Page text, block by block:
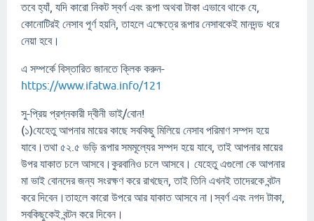
তবে হ্যাঁ, যদি কারো নিকট স্বর্ণ এবং রূপা অথবা টাকা এভাবে থাকে যে,
কোনোটিরই নেসাব পূর্ণ হয়নি, তাহলে এক্ষেত্রে রূপার নেসাবকেই মানদন্ড ধরে
নেয়া হবে।
এ সম্পর্কে বিস্তারিত জানতে ক্লিক করুন-
https://www.ifatwa.info/121
সু-প্রিয় প্রশ্নকারী দ্বীনী ভাই/বোন!
(১)যেহেতু আপনার মায়ের কাছে সবকিছু মিলিয়ে নেসাব পরিমাণ সম্পদ হয়ে
যাবে।তথা ৫২.৫ ভড়ি রূপার সমমূল্যের সম্পদ হয়ে যাবে, তাই আপনার মায়ের
উপর যাকাত চলে আসবে।কুরবানিও চলে আসবে। যেহেতু এগুলো কে আপনার
মা ভাই বোনদের জন্য সংরক্ষণ করে রাখছেন, তাই তিনি এখনই তাদেরকে বন্টন
করে দিবেন।তাহলে কারো উপরে আর যাকাত আসবে না।স্বর্ণ এবং নগদ টাকা,
সবকিছুকেই বন্টন করে দিবেন।